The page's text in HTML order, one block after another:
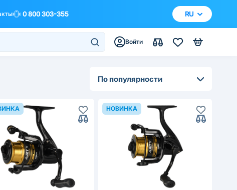
0 800 303-355 RU
Войти
По популярности
НОВИНКА